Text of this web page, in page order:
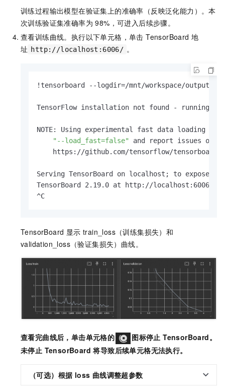
训练过程输出模型在验证集上的准确率（反映泛化能力）。本
次训练验证集准确率为 98%，可进入后续步骤。
查看训练曲线。执行以下单元格，单击 TensorBoard 地
址 http://localhost:6006/ 。
!tensorboard --logdir=/mnt/workspace/output/
TensorFlow installation not found - running
NOTE: Using experimental fast data loading
"--load_fast=false"
and report issues on
https://github.com/tensorflow/tensorboard/
Serving TensorBoard on localhost; to expose
TensorBoard 2.19.0 at http://localhost:6006/
^C
TensorBoard 显示 train_loss（训练集损失）和
validation_loss（验证集损失）曲线。
查看完曲线后，单击单元格的
图标停止 TensorBoard。
未停止 TensorBoard 将导致后续单元格无法执行。
（可选）根据 loss 曲线调整超参数